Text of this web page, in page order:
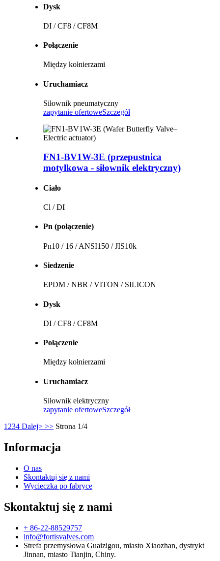
Dysk
DI / CF8 / CF8M
Połączenie
Między kołnierzami
Uruchamiacz
Siłownik pneumatyczny
zapytanie ofertoweSzczegół
FN1-BV1W-3E (przepustnica
motylkowa - siłownik elektryczny)
Ciało
Cl / DI
Pn (połączenie)
Pn10 / 16 / ANSI150 / JIS10k
Siedzenie
EPDM / NBR / VITON / SILICON
Dysk
DI / CF8 / CF8M
Połączenie
Między kołnierzami
Uruchamiacz
Siłownik elektryczny
zapytanie ofertoweSzczegół
1 234 Dalej> >> Strona 1/4
Informacja
O nas
Skontaktuj się z nami
Wycieczka po fabryce
Skontaktuj się z nami
+ 86-22-88529757
info@fortisvalves.com
Strefa przemysłowa Guaizigou, miasto Xiaozhan, dystrykt
Jinnan, miasto Tianjin, Chiny.